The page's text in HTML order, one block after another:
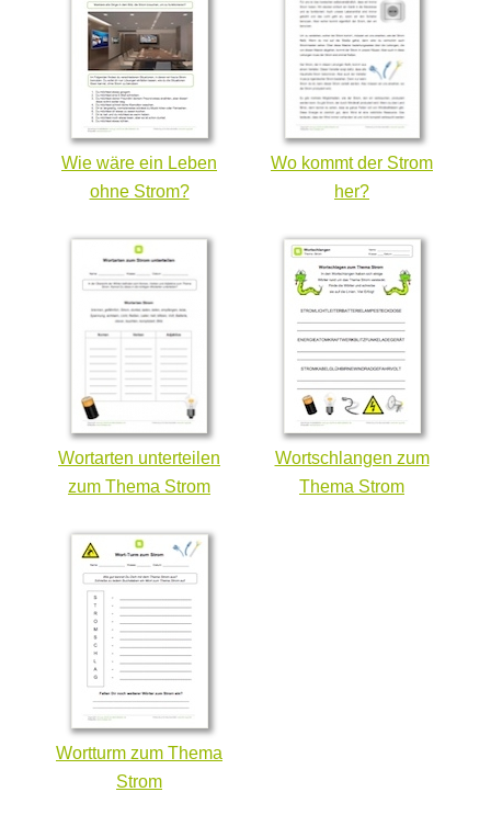
Wie wäre ein Leben
ohne Strom?
Wo kommt der Strom
her?
Wortarten unterteilen
zum Thema Strom
Wortschlangen zum
Thema Strom
Wortturm zum Thema
Strom